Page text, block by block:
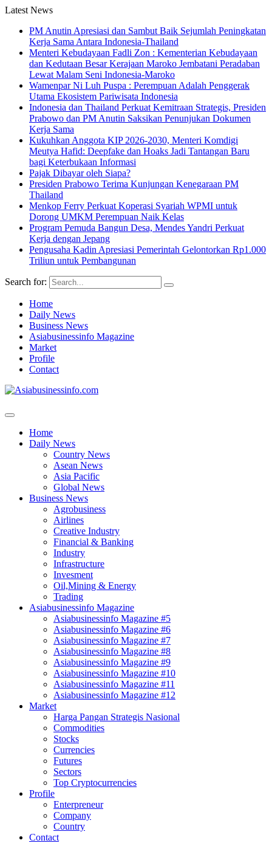
Latest News
PM Anutin Apresiasi dan Sambut Baik Sejumlah Peningkatan
Kerja Sama Antara Indonesia-Thailand
Menteri Kebudayaan Fadli Zon : Kementerian Kebudayaan
dan Kedutaan Besar Kerajaan Maroko Jembatani Peradaban
Lewat Malam Seni Indonesia-Maroko
Wamenpar Ni Luh Puspa : Perempuan Adalah Penggerak
Utama Ekosistem Pariwisata Indonesia
Indonesia dan Thailand Perkuat Kemitraan Strategis, Presiden
Prabowo dan PM Anutin Saksikan Penunjukan Dokumen
Kerja Sama
Kukuhkan Anggota KIP 2026-2030, Menteri Komdigi
Meutya Hafid: Deepfake dan Hoaks Jadi Tantangan Baru
bagi Keterbukaan Informasi
Pajak Dibayar oleh Siapa?
Presiden Prabowo Terima Kunjungan Kenegaraan PM
Thailand
Menkop Ferry Perkuat Koperasi Syariah WPMI untuk
Dorong UMKM Perempuan Naik Kelas
Program Pemuda Bangun Desa, Mendes Yandri Perkuat
Kerja dengan Jepang
Pengusaha Kadin Apresiasi Pemerintah Gelontorkan Rp1.000
Triliun untuk Pembangunan
Search for:
Home
Daily News
Business News
Asiabusinessinfo Magazine
Market
Profile
Contact
Home
Daily News
Country News
Asean News
Asia Pacific
Global News
Business News
Agrobusiness
Airlines
Creative Industry
Financial & Banking
Industry
Infrastructure
Invesment
Oil,Mining & Energy
Trading
Asiabusinessinfo Magazine
Asiabusinessinfo Magazine #5
Asiabusinessinfo Magazine #6
Asiabusinessinfo Magazine #7
Asiabusinessinfo Magazine #8
Asiabusinessinfo Magazine #9
Asiabusinessinfo Magazine #10
Asiabusinessinfo Magazine #11
Asiabusinessinfo Magazine #12
Market
Harga Pangan Strategis Nasional
Commodities
Stocks
Currencies
Futures
Sectors
Top Cryptocurrencies
Profile
Enterpreneur
Company
Country
Contact